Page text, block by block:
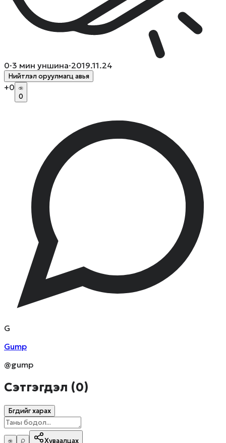
0·3 мин уншина·2019.11.24
Нийтлэл оруулмагц авья
+0
0
G
Gump
@gump
Сэтгэгдэл (0)
Бүгдийг харах
Хуваалцах